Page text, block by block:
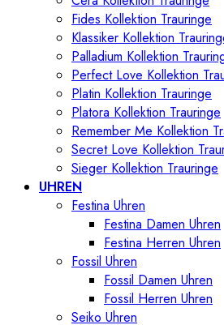
Fides Kollektion Trauringe
Klassiker Kollektion
Palladium Kollektion
Perfect Love Kollektion
Platin Kollektion Trauringe
Platora Kollektion Trauringe
Remember Me Kollektion
Secret Love Kollektion
Sieger Kollektion Trauringe
UHREN
Festina Uhren
Festina Damen Uhren
Festina Herren Uhren
Fossil Uhren
Fossil Damen Uhren
Fossil Herren Uhren
Seiko Uhren